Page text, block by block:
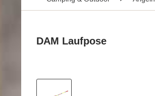
DAM Laufpose